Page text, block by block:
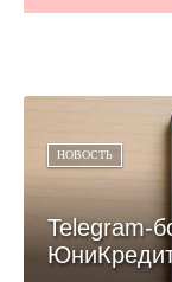
НОВОСТЬ
Telegram-